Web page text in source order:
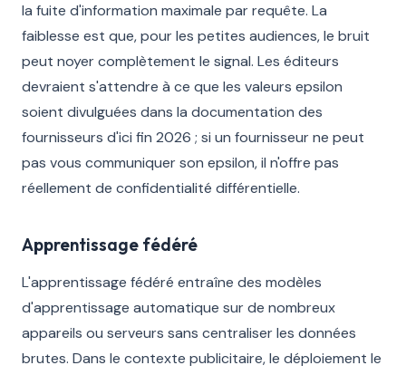
la fuite d'information maximale par requête. La
faiblesse est que, pour les petites audiences, le bruit
peut noyer complètement le signal. Les éditeurs
devraient s'attendre à ce que les valeurs epsilon
soient divulguées dans la documentation des
fournisseurs d'ici fin 2026 ; si un fournisseur ne peut
pas vous communiquer son epsilon, il n'offre pas
réellement de confidentialité différentielle.
Apprentissage fédéré
L'apprentissage fédéré entraîne des modèles
d'apprentissage automatique sur de nombreux
appareils ou serveurs sans centraliser les données
brutes. Dans le contexte publicitaire, le déploiement le